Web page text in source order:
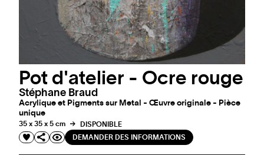
Pot d'atelier - Ocre rouge
Stéphane Braud
Acrylique et Pigments sur Metal - Œuvre originale - Pièce
unique
35 x 35 x 5 cm
DISPONIBLE
DEMANDER DES INFORMATIONS